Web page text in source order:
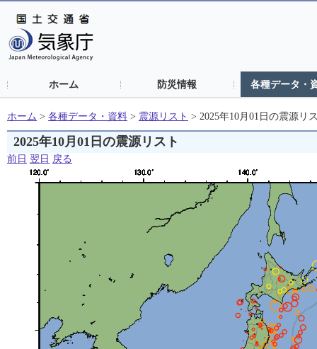
ホーム 防災情報 各種データ・
ホーム > 各種データ・資料 > 震源リスト > 2025年10月01日の震源リ
2025年10月01日の震源リスト
前日 翌日 戻る